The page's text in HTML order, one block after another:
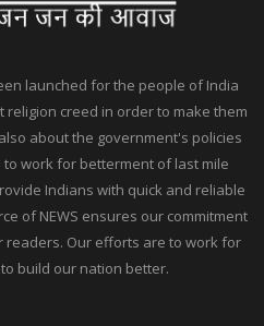
launched for the people of India
creed in order to make them
about the government's policies
work for betterment of last mile
Indians with quick and reliable
of NEWS ensures our commitment
readers. Our efforts are to work for
build our nation better.